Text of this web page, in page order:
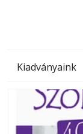
Kiadványaink